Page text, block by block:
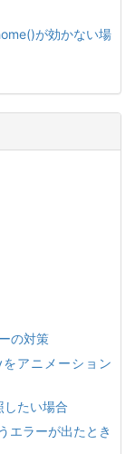
が効かない場
の対策
アニメーション
たい場合
エラーが出たとき